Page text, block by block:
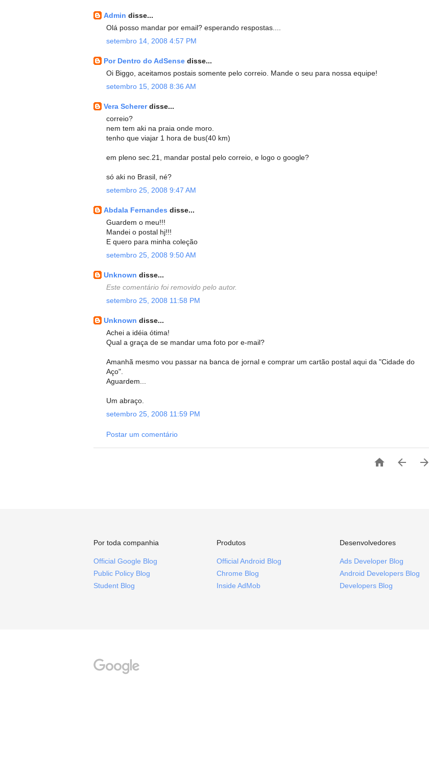
Admin disse...
Olá posso mandar por email? esperando respostas....
setembro 14, 2008 4:57 PM
Por Dentro do AdSense disse...
Oi Biggo, aceitamos postais somente pelo correio. Mande o seu para nossa equipe!
setembro 15, 2008 8:36 AM
Vera Schererdisse...
correio?
nem tem aki na praia onde moro.
tenho que viajar 1 hora de bus(40 km)
em pleno sec.21, mandar postal pelo correio, e logo o google?
só aki no Brasil, né?
setembro 25, 2008 9:47 AM
Abdala Fernandes disse...
Guardem o meu!!!
Mandei o postal hj!!!
E quero para minha coleção
setembro 25, 2008 9:50 AM
Unknown disse...
Este comentário foi removido pelo autor.
setembro 25, 2008 11:58 PM
Unknown disse...
Achei a idéia ótima!
Qual a graça de se mandar uma foto por e-mail?
Amanhã mesmo vou passar na banca de jornal e comprar um cartão postal aqui da "Cidade do
Aço".
Aguardem...
Um abraço.
setembro 25, 2008 11:59 PM
Postar um comentário
  
Por toda companhia
Official Google Blog
Public Policy Blog
Student Blog
Produtos
Official Android Blog
Chrome Blog
Inside AdMob
Desenvolvedores
Ads Developer Blog
Android Developers Blog
Developers Blog